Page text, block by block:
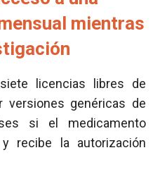
mientras
licencias libres de
versiones genéricas de
si el medicamento
recibe la autorización